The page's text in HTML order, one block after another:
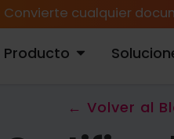
Convierte cualquier
Producto ABRIR PRODUCTO
← Volver al